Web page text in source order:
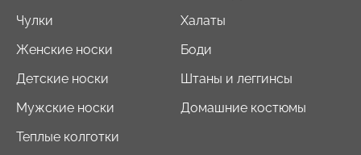
Чулки
Женские носки
Детские носки
Мужские носки
Теплые колготки
Халаты
Боди
Штаны и леггинсы
Домашние костюмы